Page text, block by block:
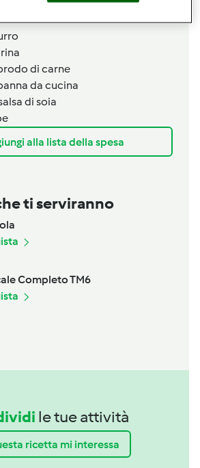
di carne
da cucina
di soia
alla lista della spesa
ti serviranno
Completo TM6
le tue attività
ricetta mi interessa